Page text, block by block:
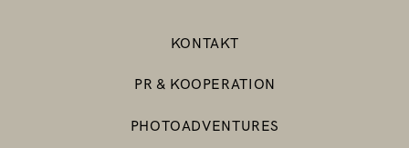
KONTAKT
PR & KOOPERATION
PHOTOADVENTURES